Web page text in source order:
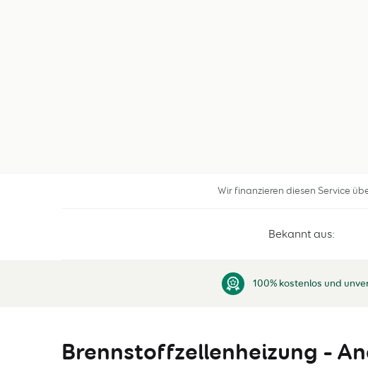
Wir finanzieren diesen Service
Bekannt aus:
100% kostenlos und
Brennstoffzellenheizung –